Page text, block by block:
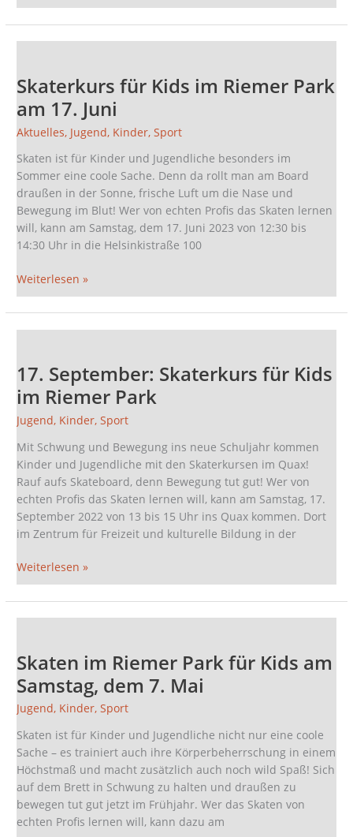
Skaterkurs für Kids im Riemer Park
am 17. Juni
Aktuelles, Jugend, Kinder,Sport
Skaten ist für Kinder und Jugendliche besonders im
Sommer eine coole Sache. Denn da rollt man am Board
draußen in der Sonne, frische Luft um die Nase und
Bewegung im Blut! Wer von echten Profis das Skaten lernen
will, kann am Samstag, dem 17. Juni 2023 von 12:30 bis
14:30 Uhr in die Helsinkistraße 100
Kids
Riemer
Park
am
17.
Juni
Weiterlesen »
17. September: Skaterkurs für Kids
im Riemer Park
Jugend, Kinder,Sport
Mit Schwung und Bewegung ins neue Schuljahr kommen
Kinder und Jugendliche mit den Skaterkursen im Quax!
Rauf aufs Skateboard, denn Bewegung tut gut! Wer von
echten Profis das Skaten lernen will, kann am Samstag, 17.
September 2022 von 13 bis 15 Uhr ins Quax kommen. Dort
im Zentrum für Freizeit und kulturelle Bildung in der
Skaterkurs
für
Kids
im
Riemer
Park
Weiterlesen »
Skaten im Riemer Park für Kids am
Samstag, dem 7. Mai
Jugend, Kinder,Sport
Skaten ist für Kinder und Jugendliche nicht nur eine coole
Sache – es trainiert auch ihre Körperbeherrschung in einem
Höchstmaß und macht zusätzlich auch noch wild Spaß! Sich
auf dem Brett in Schwung zu halten und draußen zu
bewegen tut gut jetzt im Frühjahr. Wer das Skaten von
echten Profis lernen will, kann dazu am
Riemer
Park
für
Kids
am
Samstag,
dem
7.
Mai